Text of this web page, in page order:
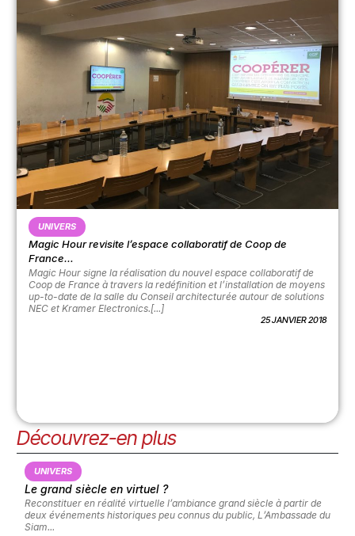
UNIVERS
Magic Hour revisite l’espace collaboratif de Coop de
France…
Magic Hour signe la réalisation du nouvel espace collaboratif de
Coop de France à travers la redéfinition et l’installation de moyens
up-to-date de la salle du Conseil architecturée autour de solutions
NEC et Kramer Electronics.[...]
25 JANVIER 2018
Découvrez-en plus
UNIVERS
Le grand siècle en virtuel ?
Reconstituer en réalité virtuelle l’ambiance grand siècle à partir de
deux événements historiques peu connus du public, L’Ambassade du
Siam...